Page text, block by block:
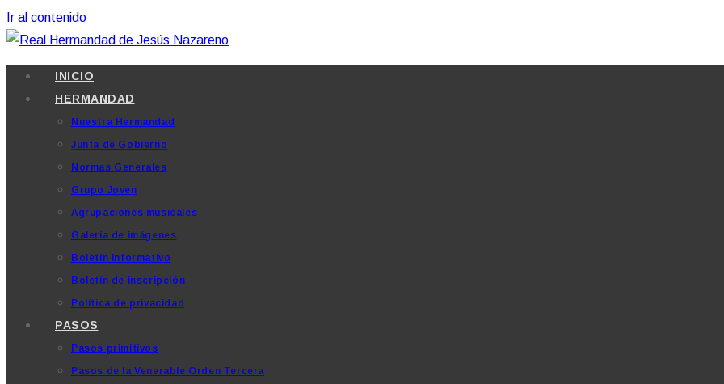
Ir al contenido
INICIO
HERMANDAD
Nuestra Hermandad
Junta de Gobierno
Normas Generales
Grupo Joven
Agrupaciones musicales
Galería de imágenes
Boletín Informativo
Boletín de inscripción
Política de privacidad
PASOS
Pasos primitivos
Pasos de la Venerable Orden Tercera